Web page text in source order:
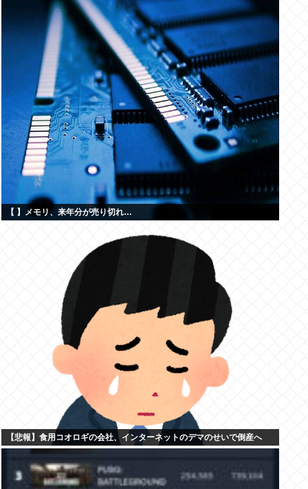
【 】メモリ、来年分が売り切れ…
【悲報】食用コオロギの会社、インターネットのデマのせいで倒産へ